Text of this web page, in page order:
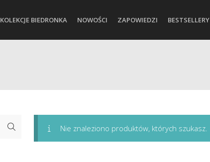
KOLEKCJE BIEDRONKA NOWOŚCI ZAPOWIEDZI BESTSELLERY
Nie znaleziono produktów, których szukasz.